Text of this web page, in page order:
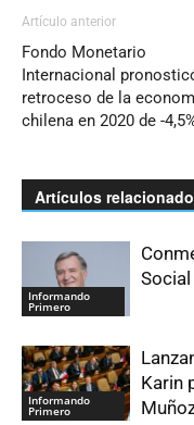
Artículo anterior
Fondo Monetario
Internacional
retroceso de la
chilena en 2020 de -
Artículos
Informando
Primero
Informando
Primero
Karin